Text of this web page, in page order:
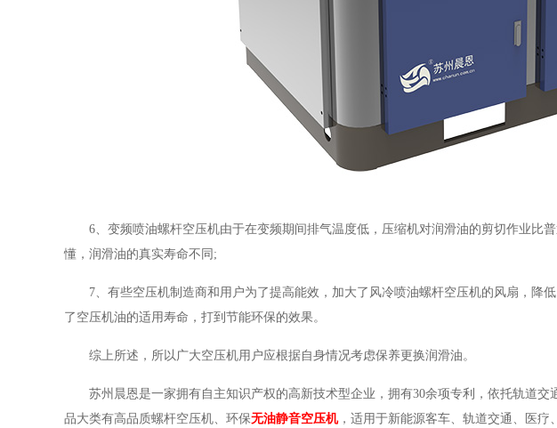
6、变频喷油螺杆空压机由于在变频期间排气温度低，压缩机对润滑油的剪切作业比
懂，润滑油的真实寿命不同;
7、有些空压机制造商和用户为了提高能效，加大了风冷喷油螺杆空压机的风扇，降
了空压机油的适用寿命，打到节能环保的效果。
综上所述，所以广大空压机用户应根据自身情况考虑保养更换润滑油。
苏州晨恩是一家拥有自主知识产权的高新技术型企业，拥有30余项专利，依托轨道
品大类有高品质螺杆空压机、环保无油静音空压机，适用于新能源客车、轨道交通、医疗